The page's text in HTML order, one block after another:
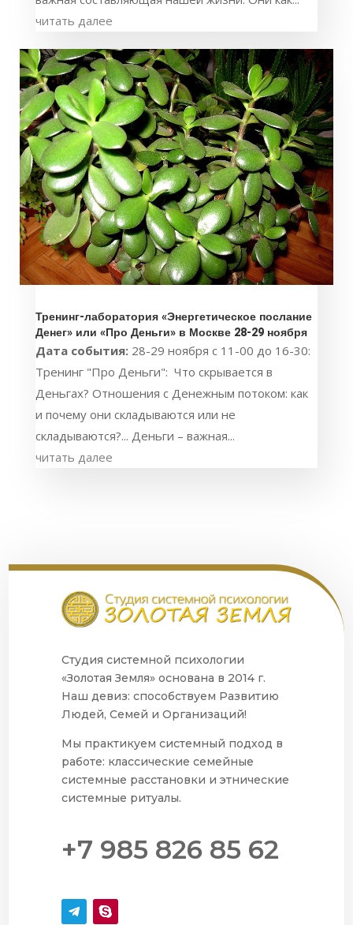
читать далее
Тренинг-лаборатория «Энергетическое послание
Денег» или «Про Деньги» в Москве 28-29 ноября
Дата события: 28-29 ноября с 11-00 до 16-30:
Тренинг "Про Деньги": Что скрывается в
Деньгах? Отношения с Денежным потоком: как
и почему они складываются или не
складываются?... Деньги – важная...
читать далее
Студия системной психологии
«Золотая Земля» основана в 2014 г.
Наш девиз: способствуем Развитию
Людей, Семей и Организаций!
Мы практикуем системный подход в
работе: классические семейные
системные расстановки и этнические
системные ритуалы.
+7 985 826 85 62